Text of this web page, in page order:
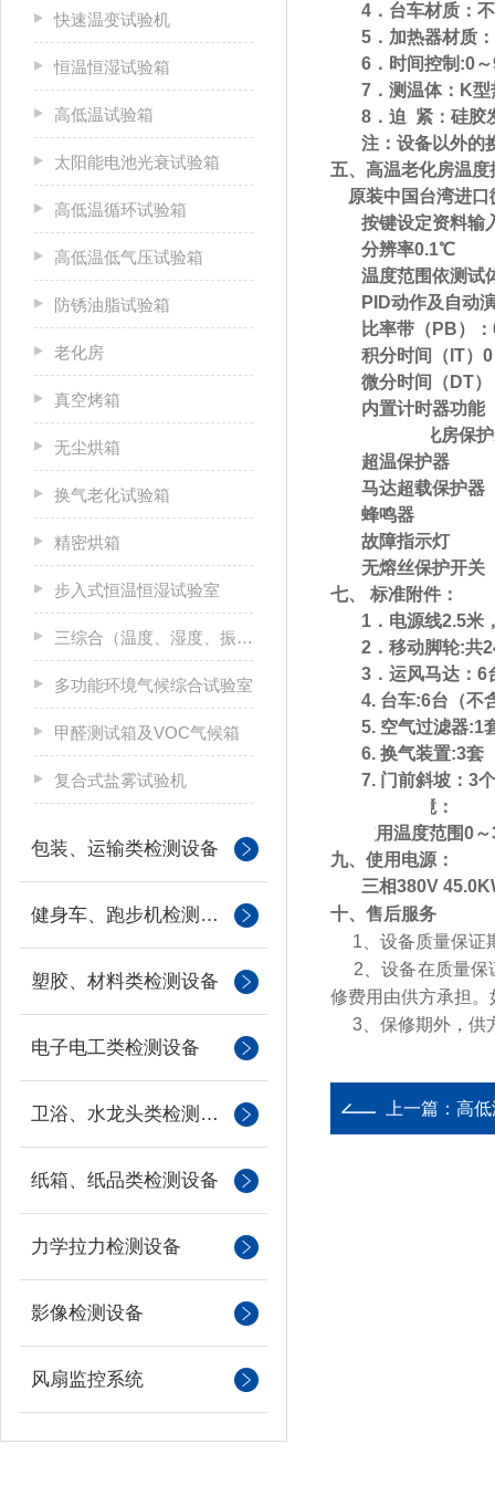
快速温变试验机
恒温恒湿试验箱
高低温试验箱
太阳能电池光衰试验箱
高低温循环试验箱
高低温低气压试验箱
防锈油脂试验箱
老化房
真空烤箱
无尘烘箱
换气老化试验箱
精密烘箱
步入式恒温恒湿试验室
三综合（温度、湿度、振动）试验箱
多功能环境气候综合试验室
甲醛测试箱及VOC气候箱
复合式盐雾试验机
包装、运输类检测设备
健身车、跑步机检测设备
塑胶、材料类检测设备
电子电工类检测设备
卫浴、水龙头类检测设备
纸箱、纸品类检测设备
力学拉力检测设备
影像检测设备
风扇监控系统
4． 台车材质：
5．加热器材质
6．时间控制 :0～
7．测温体： K型
8．迫
紧：硅胶
注：设备以外的
五、 高温老化房温度
原装中国台湾进口
按键设定资料输
分辨率0.1℃
温度范围依测试
PID动作及自动
比率带（PB）
：
积分时间（IT） 0
微分时间（DT
内置计时器功能
高温老化房保
超温保护器
马达超载保护器
蜂鸣器
故障指示灯
无熔丝保护开关
七、 标准附件：
1．电源线2.5米
2．移动脚轮:共
3．运风马达 ： 6
4. 台车:6台（不
5. 空气过滤器:1
6. 换气装置:3套
7. 门前斜坡：3个
八、周围环境：
可容许使用温度范围0～
九、使用电源：
三相380V
十、售后服务
1、设备质量保证
2、设备在质量保
修费用由供方承担
3、保修期外，供
上一篇： 高